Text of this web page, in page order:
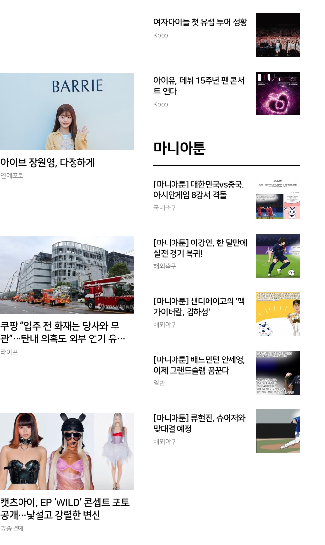
아이브 장원영, 다정하게
연예포토
쿠팡 “입주 전 화재는 당사와 무
관”…탄내 의혹도 외부 연기 유입
반박
라이프
캣츠아이, EP ‘WILD’ 콘셉트 포토
공개…낯설고 강렬한 변신
방송연예
여자아이들 첫 유럽 투어 성황
Kpop
아이유, 데뷔 15주년 팬 콘서
트 연다
Kpop
마니아툰
[마니아툰] 대한민국vs중국,
아시안게임 8강서 격돌
국내축구
[마니아툰] 이강인, 한 달만에
실전 경기 복귀!
해외축구
[마니아툰] 샌디에이고의 '맥
가이버칼, 김하성'
해외야구
[마니아툰] 배드민턴 안세영,
이제 그랜드슬램 꿈꾼다
일반
[마니아툰] 류현진, 슈어저와
맞대결 예정
해외야구